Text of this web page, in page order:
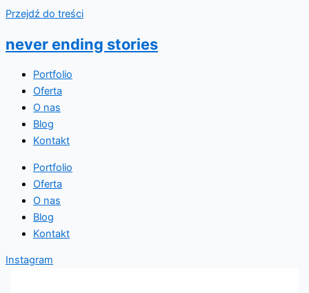
Przejdź do treści
never ending stories
Portfolio
Oferta
O nas
Blog
Kontakt
Portfolio
Oferta
O nas
Blog
Kontakt
Instagram